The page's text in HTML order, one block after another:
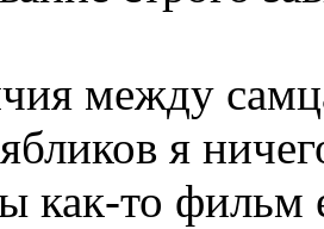
между
я
как-то фильм